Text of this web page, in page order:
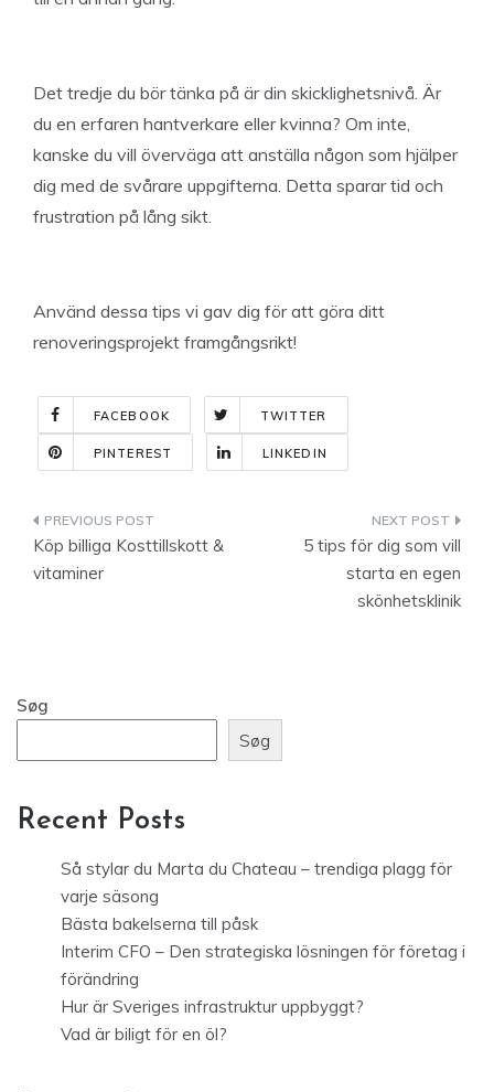
Det tredje du bör tänka på är din skicklighetsnivå. Är
du en erfaren hantverkare eller kvinna? Om inte,
kanske du vill överväga att anställa någon som hjälper
dig med de svårare uppgifterna. Detta sparar tid och
frustration på lång sikt.
Använd dessa tips vi gav dig för att göra ditt
renoveringsprojekt framgångsrikt!
FACEBOOK TWITTER
PINTEREST LINKEDIN
Indlægsnavigation
Köp billiga Kosttillskott &
vitaminer
5 tips för dig som vill
starta en egen
skönhetsklinik
Søg
Søg
Recent Posts
Så stylar du Marta du Chateau – trendiga plagg för
varje säsong
Bästa bakelserna till påsk
Interim CFO – Den strategiska lösningen för företag i
förändring
Hur är Sveriges infrastruktur uppbyggt?
Vad är biligt för en öl?